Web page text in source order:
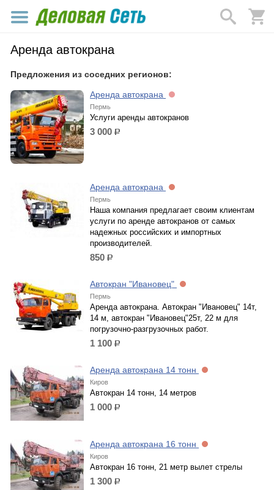
Аренда автокрана
Предложения из соседних регионов:
Аренда автокрана
Пермь
Услуги аренды автокранов
3 000 р.
Аренда автокрана
Пермь
Наша компания предлагает своим клиентам
услуги по аренде автокранов от самых
надежных российских и импортных
производителей.
850 р.
Автокран "Ивановец"
Пермь
Аренда автокрана. Автокран "Ивановец" 14т,
14 м, автокран "Ивановец"25т, 22 м для
погрузочно-разгрузочных работ.
1 100 р.
Аренда автокрана 14 тонн
Киров
Автокран 14 тонн, 14 метров
1 000 р.
Аренда автокрана 16 тонн
Киров
Автокран 16 тонн, 21 метр вылет стрелы
1 300 р.